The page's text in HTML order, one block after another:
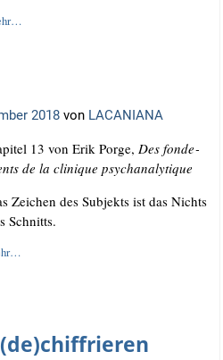
2018 von LACANIANA
13 von Erik Por­ge, Des fon­de­
de la cli­ni­que psychanalytique
Zei­chen des Sub­jekts ist das Nichts
Schnitts.